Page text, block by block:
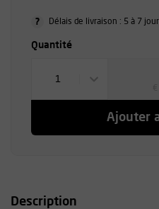
? Délais de livraison : 5 à 7
Quantité
1
Ajouter
Description